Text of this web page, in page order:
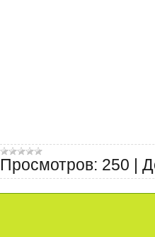
Просмотров: 250 |